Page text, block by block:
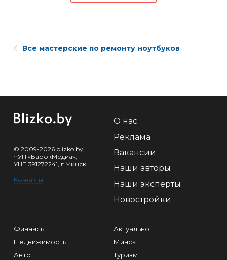
Все мастерские по ремонту ноутбуков
© 2009-2026 blizko.by,
ЧУП «БарокМедиа»,
УНП 391272241, г.Минск
Контакты
О нас
Реклама
Вакансии
Наши авторы
Наши эксперты
Новостройки
Финансы
Недвижимость
Авто
Актуально
Минск
Туризм